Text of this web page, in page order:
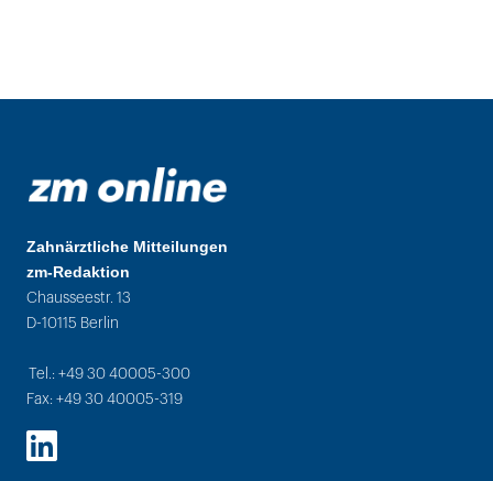
Zahnärztliche Mitteilungen
zm-Redaktion
Chausseestr. 13
D-10115 Berlin
Tel.: +49 30 40005-300
Fax: +49 30 40005-319
LinkedIn